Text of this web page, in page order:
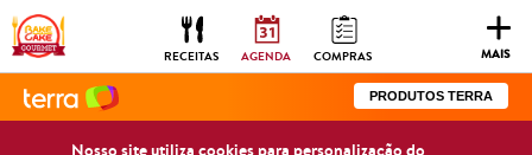
PRODUTOS TERRA
Nosso site utiliza cookies para personalização do
MAIS
RECEITAS AGENDA COMPRAS